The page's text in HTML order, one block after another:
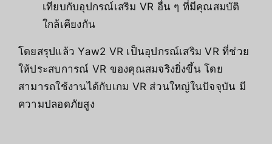
เทียบกับอุปกรณ์เสริม VR อื่น ๆ ที่มีคุณสมบัติ
ใกล้เคียงกัน
โดยสรุปแล้ว Yaw2 VR เป็นอุปกรณ์เสริม VR ที่ช่วย
ให้ประสบการณ์ VR ของคุณสมจริงยิ่งขึ้น โดย
สามารถใช้งานได้กับเกม VR ส่วนใหญ่ในปัจจุบัน มี
ความปลอดภัยสูง